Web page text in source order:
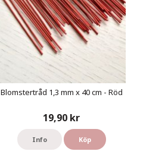
Blomstertråd 1,3 mm x 40 cm - Röd
19,90 kr
Info Köp